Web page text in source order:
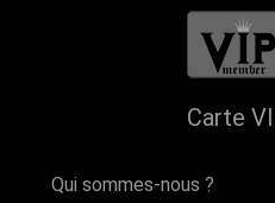
Carte
Qui sommes-nous ?